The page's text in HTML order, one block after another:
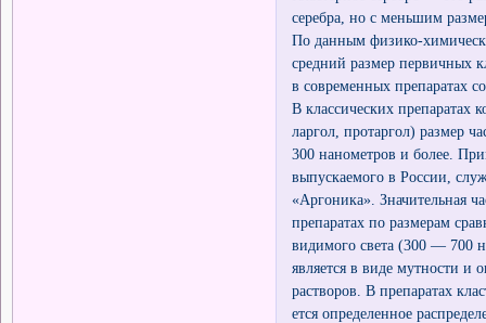
серебра, но с меньшим
По данным физико-
средний размер первичных
в современных препаратах
В классических препаратах
ларгол, протаргол) размер
300 нанометров и более.
выпускаемого в России,
«Аргоника». Значительная
препаратах по размерам
видимого света (300 — 700
является в виде мутности и
растворов. В препаратах
ется определенное